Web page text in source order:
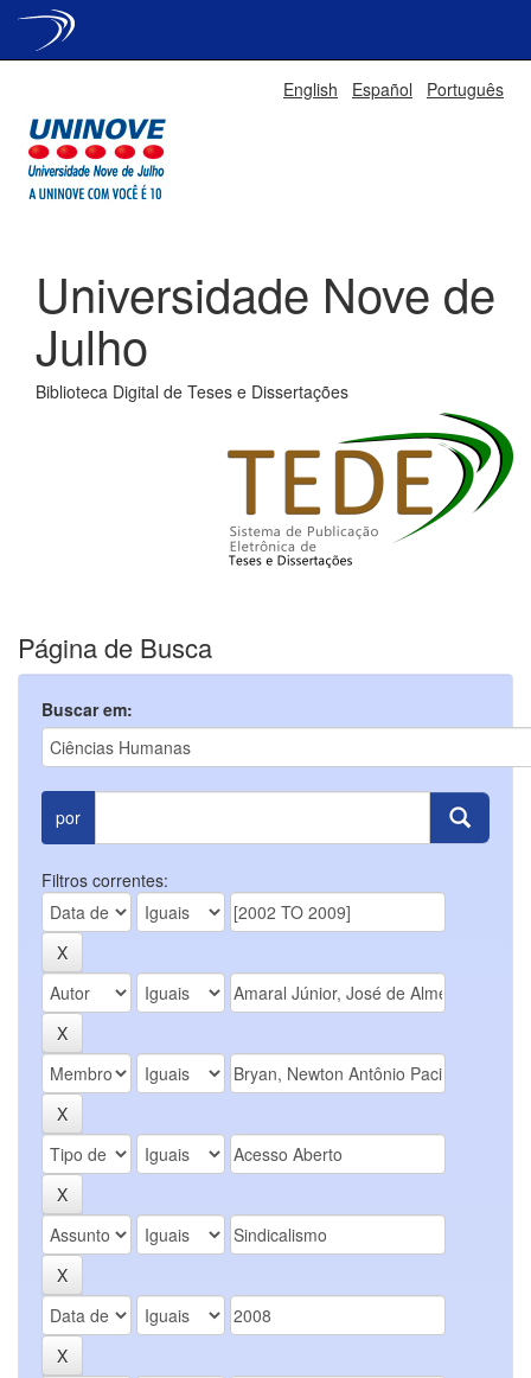
English Español Português
Universidade Nove de
Julho
Biblioteca Digital de Teses e Dissertações
Página de Busca
Buscar em:
por
Filtros correntes: